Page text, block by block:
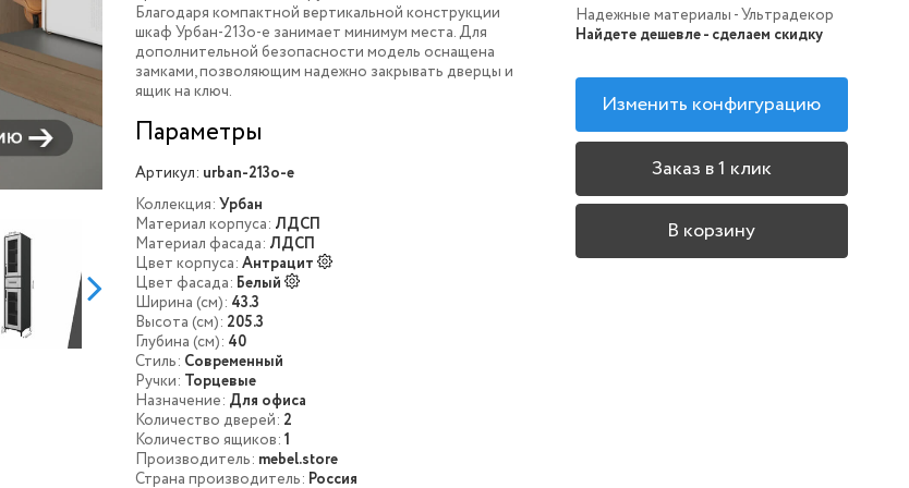
Благодаря компактной вертикальной конструкции
шкаф Урбан-213o-e занимает минимум места. Для
дополнительной безопасности модель оснащена
замками, позволяющим надежно закрывать дверцы и
ящик на ключ.
Параметры
Артикул: urban-213o-e
Коллекция: Урбан
Материал корпуса: ЛДСП
Материал фасада: ЛДСП
Цвет корпуса: Антрацит
Цвет фасада: Белый
Ширина (см): 43.3
Высота (см): 205.3
Глубина (см): 40
Стиль: Современный
Ручки: Торцевые
Назначение: Для офиса
Количество дверей: 2
Количество ящиков: 1
Производитель: mebel.store
Страна производитель: Россия
Надежные материалы - Ультрадекор
Найдете дешевле - сделаем скидку
Изменить конфигурацию
Заказ в 1 клик
В корзину